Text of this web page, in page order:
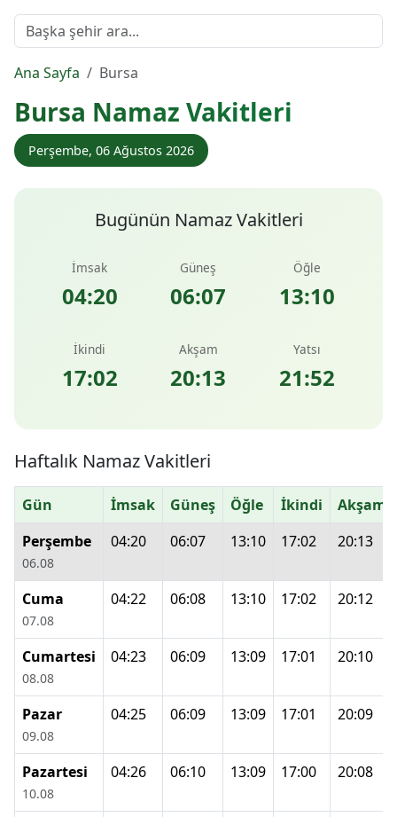
Ana Sayfa Bursa
Bursa Namaz Vakitleri
Perşembe, 06 Ağustos 2026
Bugünün Namaz Vakitleri
İmsak
04:20
Güneş
06:07
Öğle
13:10
İkindi
17:02
Akşam
20:13
Yatsı
21:52
Haftalık Namaz Vakitleri
Gün İmsak Güneş Öğle İkindi
Akşam
Perşembe
06.08
04:20 06:07 13:10 17:02 20:13
Cuma
07.08
04:22 06:08 13:10 17:02 20:12
Cumartesi
08.08
04:23 06:09 13:09 17:01 20:10
Pazar
09.08
04:25 06:09 13:09 17:01 20:09
Pazartesi
10.08
04:26 06:10 13:09 17:00 20:08